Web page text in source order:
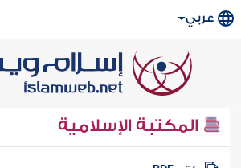
عربي
المكتبة الإسلامية